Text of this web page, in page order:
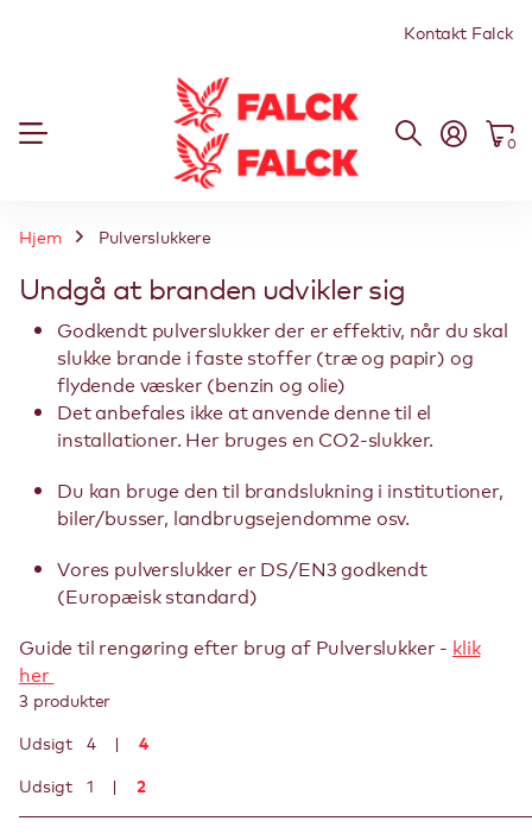
Kontakt Falck
0
Hjem Pulverslukkere
Undgå at branden udvikler sig
Godkendt pulverslukker der er effektiv, når du skal
slukke brande i faste stoffer (træ og papir) og
flydende væsker (benzin og olie)
Det anbefales ikke at anvende denne til el
installationer. Her bruges en CO2-slukker.
Du kan bruge den til brandslukning i institutioner,
biler/busser, landbrugsejendomme osv.
Vores pulverslukker er DS/EN3 godkendt
(Europæisk standard)
Guide til rengøring efter brug af Pulverslukker - klik
her
3 produkter
Udsigt
4 4
Udsigt 1 2